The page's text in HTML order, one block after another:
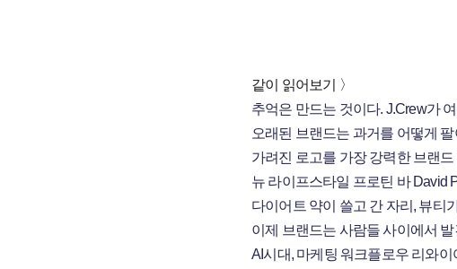
같이 읽어보기 〉
추억은 만드는 것이다. J.Crew가
오래된 브랜드는 과거를 어떻게
가려진 로고를 가장 강력한 브랜
뉴 라이프스타일 프로틴 바 David
다이어트 약이 쓸고 간 자리, 뷰티
이제 브랜드는 사람들 사이에서
AI시대, 마케팅 워크플로우 리와이